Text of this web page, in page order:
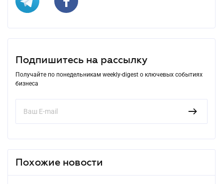
Подпишитесь на рассылку
Получайте по понедельникам weekly-digest о ключевых событиях
бизнеса
Похожие новости